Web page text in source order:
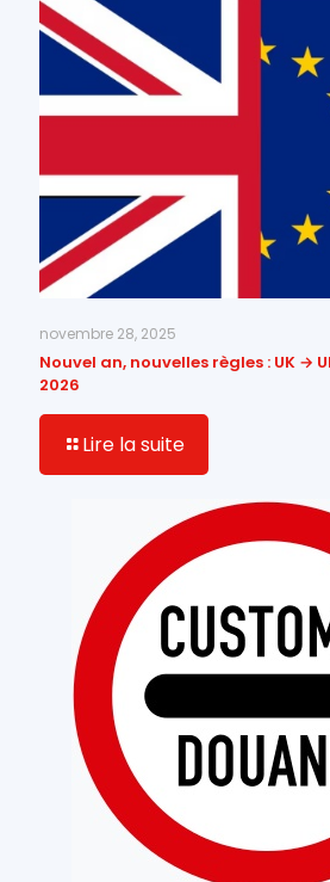
novembre 28, 2025
Nouvel an, nouvelles règles : UK →
2026
Lire la suite